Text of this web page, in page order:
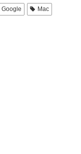
Google
Mac